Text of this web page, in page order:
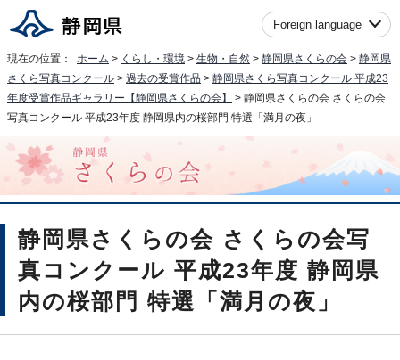
Foreign language
現在の位置： ホーム > くらし・環境 > 生物・自然 > 静岡県さくらの会 > 静岡県
さくら写真コンクール > 過去の受賞作品 > 静岡県さくら写真コンクール 平成23
年度受賞作品ギャラリー【静岡県さくらの会】
> 静岡県さくらの会 さくらの会
写真コンクール 平成23年度 静岡県内の桜部門 特選「満月の夜」
静岡県さくらの会 さくらの会写
真コンクール 平成23年度 静岡県
内の桜部門 特選「満月の夜」